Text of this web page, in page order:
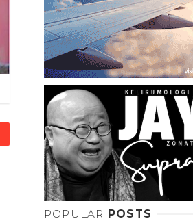
POPULAR POSTS